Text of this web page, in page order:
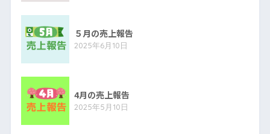
５月の売上報告
2025年6月10日
4月の売上報告
2025年5月10日